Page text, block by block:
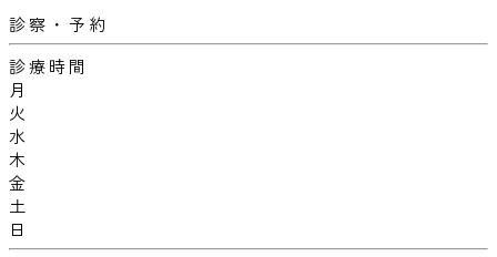
診察・予約
診療時間
月
火
水
木
金
土
日